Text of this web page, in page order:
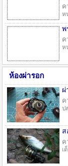
ค
ห
พ
ค
ห
ห้องผ่ารอก
ผ่
ค
ป
ส
ค
เ